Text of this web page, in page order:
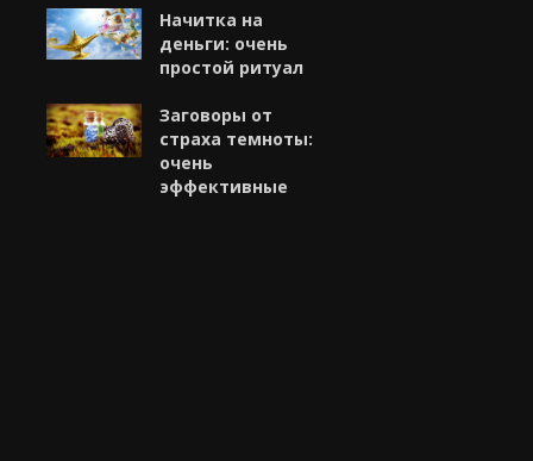
Начитка на
деньги: очень
простой ритуал
Заговоры от
страха темноты:
очень
эффективные